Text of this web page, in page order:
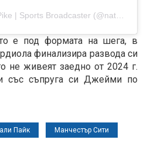
е под формата на шега, в
финализира развода си
не живеят заедно от 2024 г.
със съпруга си Джейми по
Пайк Манчестър Сити